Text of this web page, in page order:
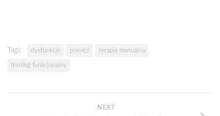
Tagi: dysfunkcje powięź terapia manualna
trening funkcjonalny
NEXT